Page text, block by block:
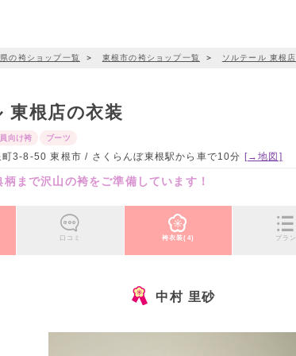
の袴ショップ一覧 ＞ 東根市の袴ショップ一覧 ＞ ソルテール 東根店
東根店の衣装
向け袴 ブーツ
町3-8-50 東根市 / さくらんぼ東根駅から車で10分 [→地図]
まで沢山の袴をご準備しています！
口コミ 袴衣装(4) プラン
中村 里砂